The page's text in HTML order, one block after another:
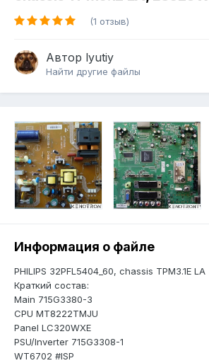
(1 отзыв)
Автор lyutiy
Найти другие файлы
Информация о файле
PHILIPS 32PFL5404_60, chassis TPM3.1E LA
Краткий состав:
Main 715G3380-3
CPU MT8222TMJU
Panel LC320WXE
PSU/Inverter 715G3308-1
WT6702 #ISP